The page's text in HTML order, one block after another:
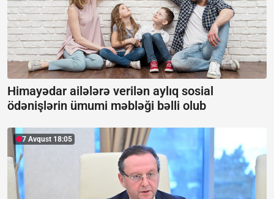
Himayədar ailələrə verilən aylıq sosial
ödənişlərin ümumi məbləği bəlli olub
7 Avqust 18:05